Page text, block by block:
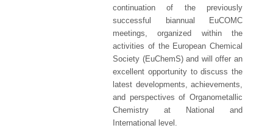
continuation of the previously
successful biannual EuCOMC
meetings, organized within the
activities of the European Chemical
Society (EuChemS) and will offer an
excellent opportunity to discuss the
latest developments, achievements,
and perspectives of Organometallic
Chemistry at National and
International level.